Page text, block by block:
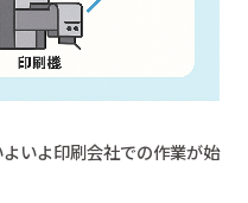
いよ印刷会社での作業が始